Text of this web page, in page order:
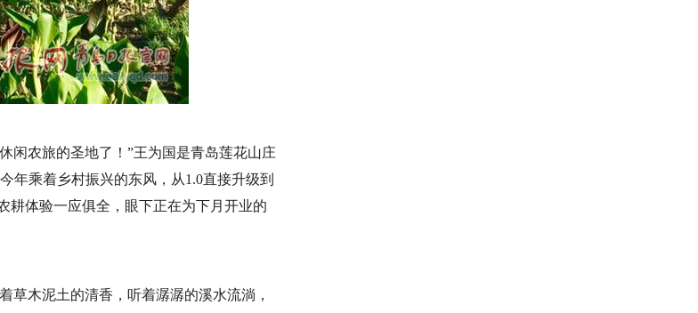
闲农旅的圣地了！”王为国是青岛莲花山庄
年乘着乡村振兴的东风，从1.0直接升级到
耕体验一应俱全，眼下正在为下月开业的
草木泥土的清香，听着潺潺的溪水流淌，